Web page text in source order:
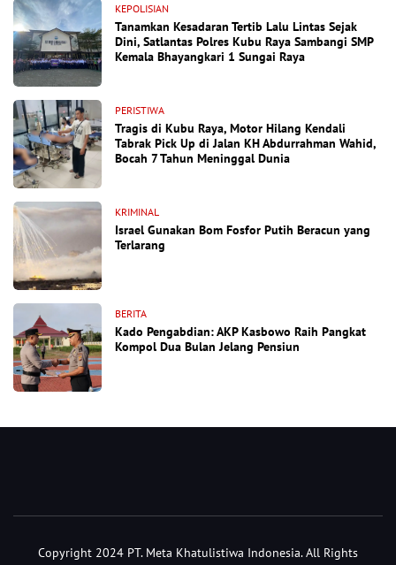
KEPOLISIAN
Tanamkan Kesadaran Tertib Lalu Lintas Sejak
Dini, Satlantas Polres Kubu Raya Sambangi SMP
Kemala Bhayangkari 1 Sungai Raya
PERISTIWA
Tragis di Kubu Raya, Motor Hilang Kendali
Tabrak Pick Up di Jalan KH Abdurrahman Wahid,
Bocah 7 Tahun Meninggal Dunia
KRIMINAL
Israel Gunakan Bom Fosfor Putih Beracun yang
Terlarang
BERITA
Kado Pengabdian: AKP Kasbowo Raih Pangkat
Kompol Dua Bulan Jelang Pensiun
Copyright 2024 PT. Meta Khatulistiwa Indonesia. All Rights